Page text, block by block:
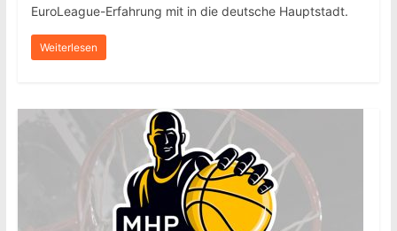
EuroLeague-Erfahrung mit in die deutsche Hauptstadt.
Weiterlesen